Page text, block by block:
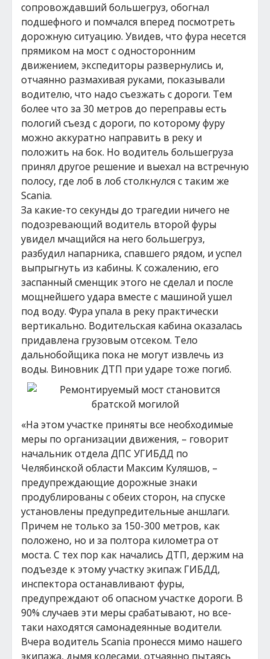
сопровождавший большегруз, обогнал
подшефного и помчался вперед посмотреть
дорожную ситуацию. Увидев, что фура несется
прямиком на мост с односторонним
движением, экспедиторы развернулись и,
отчаянно размахивая руками, показывали
водителю, что надо съезжать с дороги. Тем
более что за 30 метров до переправы есть
пологий съезд с дороги, по которому фуру
можно аккуратно направить в реку и
положить на бок. Но водитель большегруза
принял другое решение и выехал на встречную
полосу, где лоб в лоб столкнулся с таким же
Scania.
За какие-то секунды до трагедии ничего не
подозревающий водитель второй фуры
увидел мчащийся на него большегруз,
разбудил напарника, спавшего рядом, и успел
выпрыгнуть из кабины. К сожалению, его
заспанный сменщик этого не сделал и после
мощнейшего удара вместе с машиной ушел
под воду. Фура упала в реку практически
вертикально. Водительская кабина оказалась
придавлена грузовым отсеком. Тело
дальнобойщика пока не могут извлечь из
воды. Виновник ДТП при ударе тоже погиб.
«На этом участке приняты все необходимые
меры по организации движения, – говорит
начальник отдела ДПС УГИБДД по
Челябинской области Максим Куляшов, –
предупреждающие дорожные знаки
продублированы с обеих сторон, на спуске
установлены предупредительные аншлаги.
Причем не только за 150-300 метров, как
положено, но и за полтора километра от
моста. С тех пор как начались ДТП, держим на
подъезде к этому участку экипаж ГИБДД,
инспектора останавливают фуры,
предупреждают об опасном участке дороги. В
90% случаев эти меры срабатывают, но все-
таки находятся самонадеянные водители.
Вчера водитель Scania пронесся мимо нашего
экипажа, дымя колесами, отчаянно пытаясь